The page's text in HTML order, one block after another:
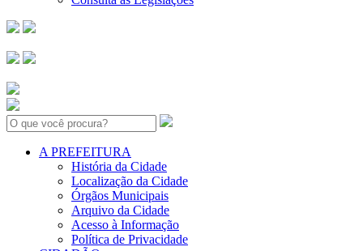
Search:
A PREFEITURA
História da Cidade
Localização da Cidade
Órgãos Municipais
Arquivo da Cidade
Acesso à Informação
Política de Privacidade